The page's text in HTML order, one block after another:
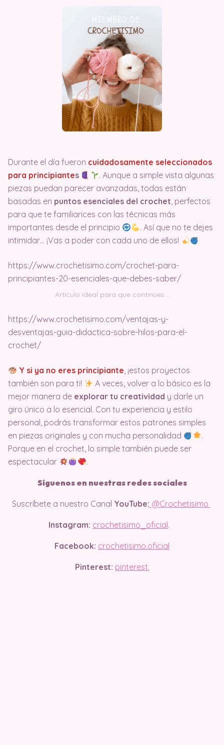
Durante el día fueron cuidadosamente seleccionados
para principiantes
. Aunque a simple vista algunas
piezas puedan parecer avanzadas, todas están
basadas en puntos esenciales del crochet, perfectos
para que te familiarices con las técnicas más
importantes desde el principio
. Así que no te dejes
intimidar… ¡Vas a poder con cada uno de ellos!
https://www.crochetisimo.com/crochet-para-
principiantes-20-esenciales-que-debes-saber/
Artículo ideal para que continúes…
https://www.crochetisimo.com/ventajas-y-
desventajas-guia-didactica-sobre-hilos-para-el-
crochet/
Y si ya no eres principiante, ¡estos proyectos
también son para ti!
A veces, volver a lo básico es la
mejor manera de explorar tu creatividad y darle un
giro único a lo esencial. Con tu experiencia y estilo
personal, podrás transformar estos patrones simples
en piezas originales y con mucha personalidad
.
Porque en el crochet, lo simple también puede ser
espectacular
.
Síguenos en nuestras redes sociales
Suscríbete a nuestro Canal YouTube: @Crochetisimo
Instagram: crochetisimo_oficial .
Facebook: crochetisimo.oficial
Pinterest: pinterest.